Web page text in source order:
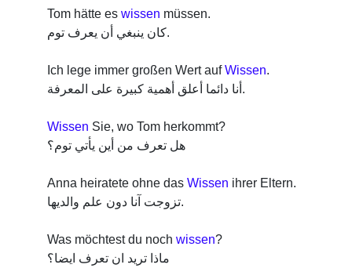
Tom hätte es wissen müssen.
كان ينبغي أن يعرف توم.
Ich lege immer großen Wert aufWissen.
أنا دائما أعلق أهمية كبيرة على المعرفة.
Wissen Sie, wo Tom herkommt?
Anna heiratete ohne das Wissen ihrer Eltern.
تزوجت آنا دون علم والديها.
Was möchtest du noch wissen?